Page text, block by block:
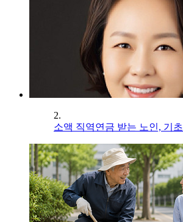
2.
소액 직역연금 받는 노인, 기